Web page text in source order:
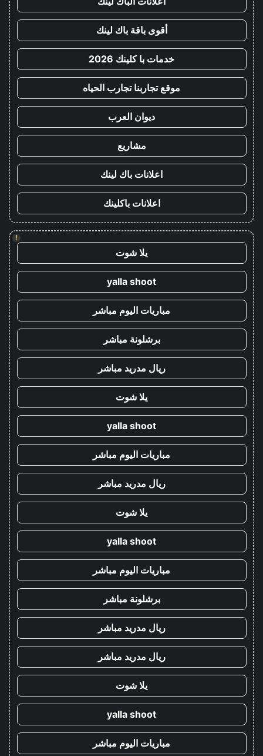
أقوى باقة باك لينك
خدمات با كلينك 2026
موقع تجاربنا تجارب الحياه
ديوان العرب
مشاريع
اعلانات باك لينك
اعلانات باكلينك
!
يلا شوت
yalla shoot
مباريات اليوم مباشر
برشلونة مباشر
ريال مدريد مباشر
يلا شوت
yalla shoot
مباريات اليوم مباشر
ريال مدريد مباشر
يلا شوت
yalla shoot
مباريات اليوم مباشر
برشلونة مباشر
ريال مدريد مباشر
ريال مدريد مباشر
يلا شوت
yalla shoot
مباريات اليوم مباشر